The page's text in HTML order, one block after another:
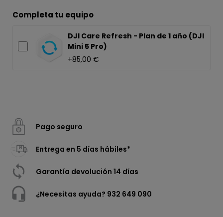
Completa tu equipo
DJI Care Refresh - Plan de 1 año (DJI
Mini 5 Pro)
+85,00 €
Pago seguro
Entrega en 5 días hábiles*
Garantía devolución 14 días
¿Necesitas ayuda? 932 649 090